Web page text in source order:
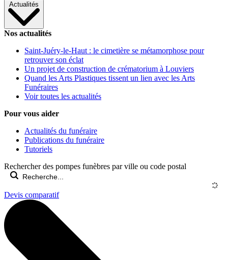
Actualités
Nos actualités
Saint-Juéry-le-Haut : le cimetière se métamorphose pour
retrouver son éclat
Un projet de construction de crématorium à Louviers
Quand les Arts Plastiques tissent un lien avec les Arts
Funéraires
Voir toutes les actualités
Pour vous aider
Actualités du funéraire
Publications du funéraire
Tutoriels
Rechercher des pompes funèbres par ville ou code postal
Devis comparatif